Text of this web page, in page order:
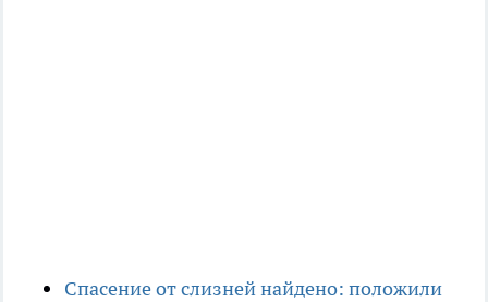
Спасение от слизней найдено: положили